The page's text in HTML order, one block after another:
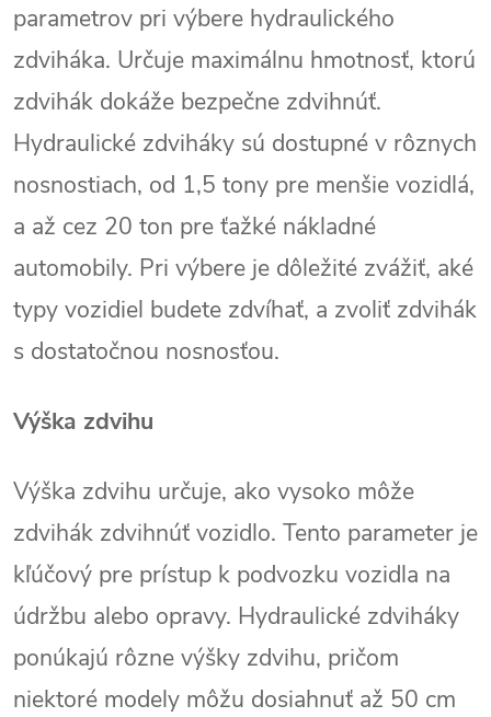
parametrov pri výbere hydraulického
zdviháka. Určuje maximálnu hmotnosť, ktorú
zdvihák dokáže bezpečne zdvihnúť.
Hydraulické zdviháky sú dostupné v rôznych
nosnostiach, od 1,5 tony pre menšie vozidlá,
a až cez 20 ton pre ťažké nákladné
automobily. Pri výbere je dôležité zvážiť, aké
typy vozidiel budete zdvíhať, a zvoliť zdvihák
s dostatočnou nosnosťou.
Výška zdvihu
Výška zdvihu určuje, ako vysoko môže
zdvihák zdvihnúť vozidlo. Tento parameter je
kľúčový pre prístup k podvozku vozidla na
údržbu alebo opravy. Hydraulické zdviháky
ponúkajú rôzne výšky zdvihu, pričom
niektoré modely môžu dosiahnuť až 50 cm